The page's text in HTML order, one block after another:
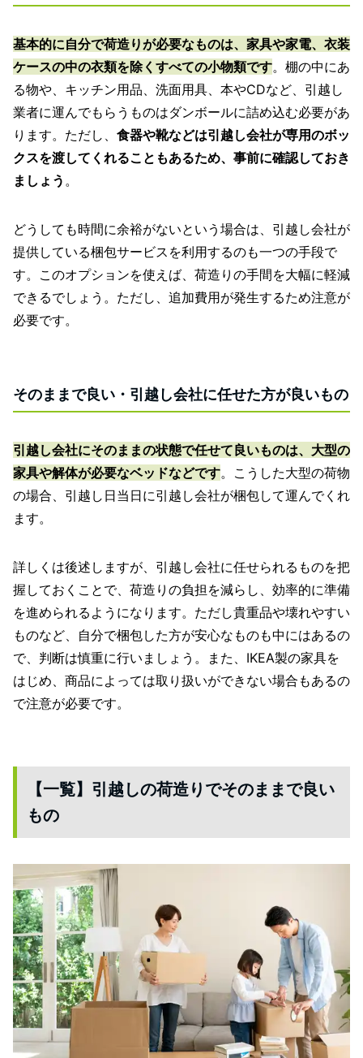
基本的に自分で荷造りが必要なものは、家具や家電、衣装
ケースの中の衣類を除くすべての小物類です。棚の中にあ
る物や、キッチン用品、洗面用具、本やCDなど、引越し
業者に運んでもらうものはダンボールに詰め込む必要があ
ります。ただし、 食器や靴などは引越し会社が専用のボッ
クスを渡してくれることもあるため、事前に確認しておき
ましょう 。
どうしても時間に余裕がないという場合は、引越し会社が
提供している梱包サービスを利用するのも一つの手段で
す。このオプションを使えば、荷造りの手間を大幅に軽減
できるでしょう。ただし、追加費用が発生するため注意が
必要です。
そのままで良い・引越し会社に任せた方が良いもの
引越し会社にそのままの状態で任せて良いものは、大型の
家具や解体が必要なベッドなどです。こうした大型の荷物
の場合、引越し日当日に引越し会社が梱包して運んでくれ
ます。
詳しくは後述しますが、引越し会社に任せられるものを把
握しておくことで、荷造りの負担を減らし、効率的に準備
を進められるようになります。ただし貴重品や壊れやすい
ものなど、自分で梱包した方が安心なものも中にはあるの
で、判断は慎重に行いましょう。また、IKEA製の家具を
はじめ、商品によっては取り扱いができない場合もあるの
で注意が必要です。
【一覧】引越しの荷造りでそのままで良い
もの